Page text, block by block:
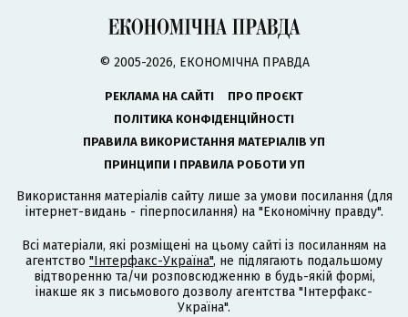
© 2005-2026, ЕКОНОМІЧНА ПРАВДА
РЕКЛАМА НА САЙТІ
ПРО ПРОЄКТ
ПОЛІТИКА КОНФІДЕНЦІЙНОСТІ
ПРАВИЛА ВИКОРИСТАННЯ МАТЕРІАЛІВ УП
ПРИНЦИПИ І ПРАВИЛА РОБОТИ УП
Використання матеріалів сайту лише за умови посилання (для
інтернет-видань - гіперпосилання) на "Економічну правду".
Всі матеріали, які розміщені на цьому сайті із посиланням на
агентство "Інтерфакс-Україна", не підлягають подальшому
відтворенню та/чи розповсюдженню в будь-якій формі,
інакше як з письмового дозволу агентства "Інтерфакс-
Україна".